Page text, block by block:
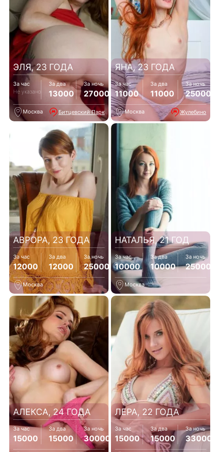
ЭЛЯ, 23 ГОДА
За час
Не указано
За два
13000
За ночь
27000
Москва Битцевский Парк
ЯНА, 23 ГОДА
За час
11000
За два
11000
За ночь
25000
Москва Жулебино
АВРОРА, 23 ГОДА
За час
12000
За два
12000
За ночь
25000
Москва
НАТАЛЬЯ, 21 ГОД
За час
10000
За два
10000
За ночь
25000
Москва
АЛЕКСА, 24 ГОДА
За час
15000
За два
15000
За ночь
30000
ЛЕРА, 22 ГОДА
За час
15000
За два
15000
За ночь
33000